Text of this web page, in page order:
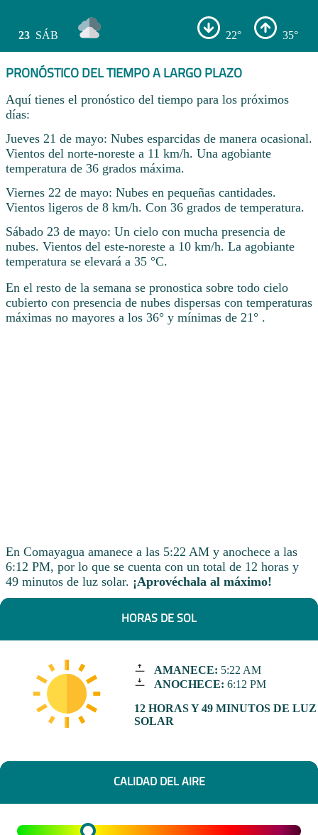
23 SÁB 22° 35°
PRONÓSTICO DEL TIEMPO A LARGO PLAZO
Aquí tienes el pronóstico del tiempo para los próximos
días:
Jueves 21 de mayo: Nubes esparcidas de manera ocasional.
Vientos del norte-noreste a 11 km/h. Una agobiante
temperatura de 36 grados máxima.
Viernes 22 de mayo: Nubes en pequeñas cantidades.
Vientos ligeros de 8 km/h. Con 36 grados de temperatura.
Sábado 23 de mayo: Un cielo con mucha presencia de
nubes. Vientos del este-noreste a 10 km/h. La agobiante
temperatura se elevará a 35 °C.
En el resto de la semana se pronostica sobre todo cielo
cubierto con presencia de nubes dispersas con temperaturas
máximas no mayores a los 36° y mínimas de 21° .
En Comayagua amanece a las 5:22 AM y anochece a las
6:12 PM, por lo que se cuenta con un total de 12 horas y
49 minutos de luz solar. ¡Aprovéchala al máximo!
HORAS DE SOL
AMANECE: 5:22 AM
ANOCHECE: 6:12 PM
12 HORAS Y 49 MINUTOS DE LUZ
SOLAR
CALIDAD DEL AIRE